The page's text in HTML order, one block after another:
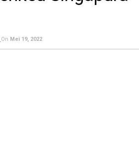
On Mei 19, 2022